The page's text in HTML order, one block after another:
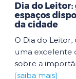
Dia do
espaços
da cidade
O Dia do
uma excelente
sobre a
[saiba mais]